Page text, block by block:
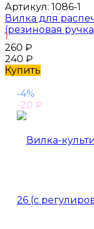
Артикул: 1086-1
Вилка для
(резиновая
1
260 ₽
240 ₽
Купить
-4%
-20 ₽